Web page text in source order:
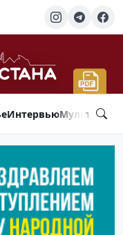
Интервью